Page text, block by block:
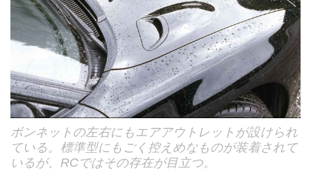
ボンネットの左右にもエアアウトレットが設けられ
ている。標準型にもごく控えめなものが装着されて
いるが、RCではその存在が目立つ。